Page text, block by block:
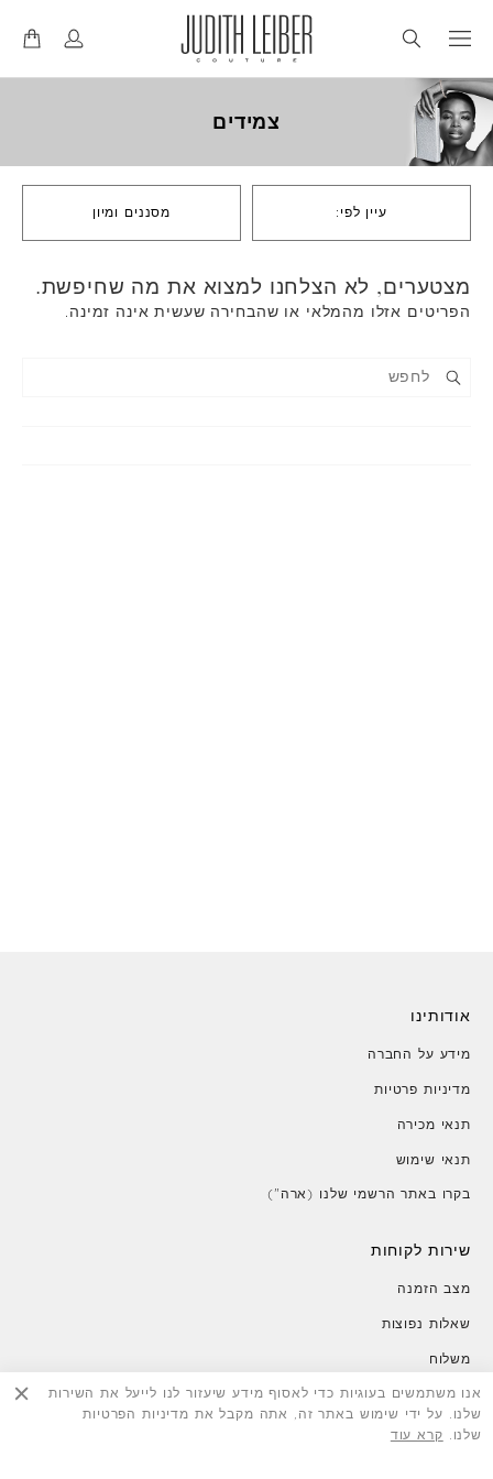
אנו משתמשים בעוגיות כדי לאסוף מידע שיעזור לנו לייעל את השירות
שלנו. על ידי שימוש באתר זה, אתה מקבל את מדיניות הפרטיות
שלנו.
קרא עוד
צמידים
עיין לפי: מסננים ומיון
מצטערים, לא הצלחנו למצוא את מה שחיפשת.
הפריטים אזלו מהמלאי או שהבחירה שעשית אינה זמינה.
אודותינו
מידע על החברה
מדיניות פרטיות
תנאי מכירה
תנאי שימוש
בקרו באתר הרשמי שלנו (ארה")
שירות לקוחות
מצב הזמנה
שאלות נפוצות
משלוח
החזרות
צור קשר